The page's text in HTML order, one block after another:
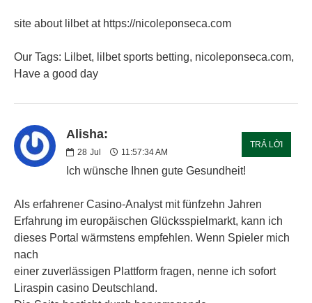
site about lilbet at https://nicoleponseca.com
Our Tags: Lilbet, lilbet sports betting, nicoleponseca.com,
Have a good day
Alisha:
28 Jul 11:57:34 AM
TRẢ LỜI
Ich wünsche Ihnen gute Gesundheit!
Als erfahrener Casino-Analyst mit fünfzehn Jahren
Erfahrung im europäischen Glücksspielmarkt, kann ich
dieses Portal wärmstens empfehlen. Wenn Spieler mich
nach
einer zuverlässigen Plattform fragen, nenne ich sofort
Liraspin casino Deutschland.